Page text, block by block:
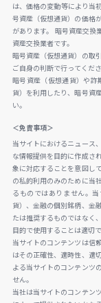
は、価格の変動等により当
号資産（仮想通貨）の価格
があります。 暗号資産交換
資産交換業者です。
暗号資産（仮想通貨）の取
ご自身の判断で行ってくださ
暗号資産（仮想通貨）や詐
貨）を利用したり、暗号資
い。
＜免責事項＞
当サイトにおけるニュース
な情報提供を目的に作成さ
象に対応することを意図し
の私的利用のみのために当
るものではありません。
貨）、金融の個別銘柄、金
たは推奨するものではなく
目的で使用することは適切
当サイトのコンテンツは信
はその正確性、適時性、適
よる当サイトのコンテンツ
せん。
当社は当サイトのコンテン